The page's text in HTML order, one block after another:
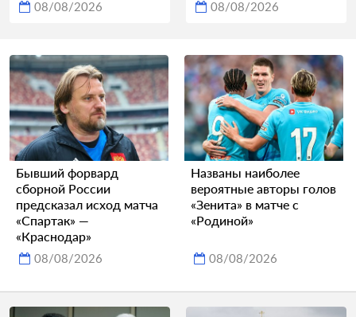
08/08/2026 08/08/2026
Бывший форвард
сборной России
предсказал исход матча
«Спартак» —
«Краснодар»
08/08/2026
Названы наиболее
вероятные авторы голов
«Зенита» в матче с
«Родиной»
08/08/2026